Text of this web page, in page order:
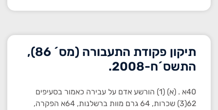
תיקון פקודת התעבורה (מס´ 86),
התשס´ח-2008.
40א . (א) (1) הורשע אדם על עבירה כאמור בסעיפים
62(3) שכרות, 64 גרם מוות ברשלנות, 64א הפקרה,